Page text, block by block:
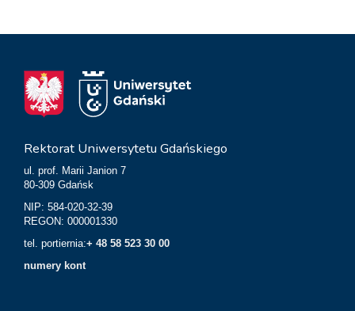
Rektorat Uniwersytetu Gdańskiego
ul. prof. Marii Janion 7
80-309 Gdańsk
NIP: 584-020-32-39
REGON: 000001330
tel. portiernia:+ 48 58 523 30 00
numery kont